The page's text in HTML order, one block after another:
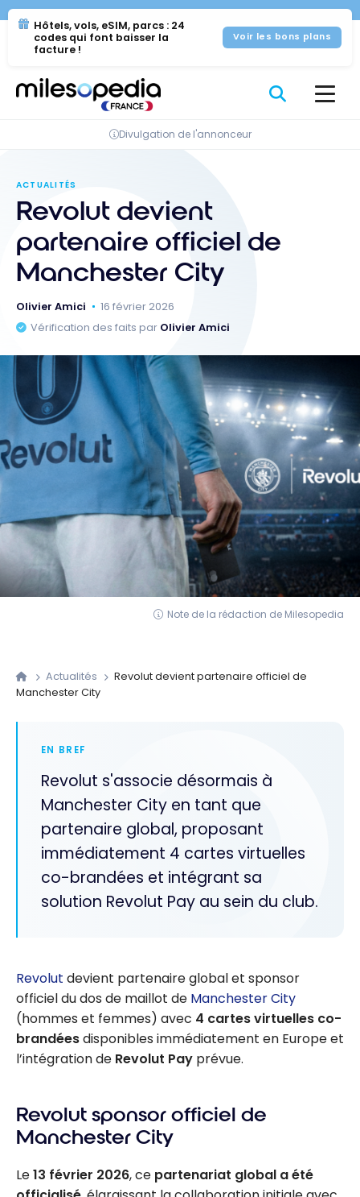
Panneau de gestion des cookies
Se
rendreHôtels, vols, eSIM, parcs : 24
codes qui font baisser la
facture !
Voir les bons plans
Divulgation de l'annonceur
ACTUALITÉS
Revolut devient
partenaire officiel de
Manchester City
Olivier Amici
16 février 2026
Vérification des faits par Olivier Amici
Note de la rédaction de Milesopedia
Actualités
Revolut devient partenaire officiel de
Manchester City
EN BREF
Revolut s'associe désormais à
Manchester City en tant que
partenaire global, proposant
immédiatement 4 cartes virtuelles
co-brandées et intégrant sa
solution Revolut Pay au sein du club.
Revolut devient partenaire global et sponsor
officiel du dos de maillot de Manchester City
(hommes et femmes) avec 4 cartes virtuelles co-
brandéesdisponibles immédiatement en Europe et
l’intégration de Revolut Pay prévue.
Revolut sponsor officiel de
Manchester City
Le13 février 2026, ce partenariat global a été